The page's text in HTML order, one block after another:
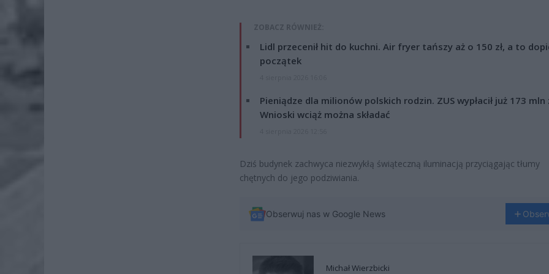
ZOBACZ RÓWNIEŻ:
Lidl przecenił hit do kuchni. Air fryer tańszy aż o 150 zł, a to
początek
Pieniądze dla milionów polskich rodzin. ZUS wypłacił już 173 mln
Wnioski wciąż można składać
Dziś budynek zachwyca niezwykłą świąteczną iluminacją przyciągając tłumy
chętnych do jego podziwiania.
Obserwuj nas w Google News
Michał Wierzbicki